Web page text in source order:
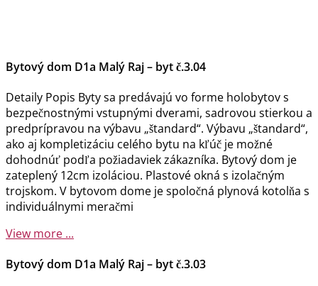
Bytový dom D1a Malý Raj – byt č.3.04
Detaily Popis Byty sa predávajú vo forme holobytov s
bezpečnostnými vstupnými dverami, sadrovou stierkou a
predprípravou na výbavu „štandard“. Výbavu „štandard“,
ako aj kompletizáciu celého bytu na kľúč je možné
dohodnúť podľa požiadaviek zákazníka. Bytový dom je
zateplený 12cm izoláciou. Plastové okná s izolačným
trojskom. V bytovom dome je spoločná plynová kotolňa s
individuálnymi meračmi
View more ...
Bytový dom D1a Malý Raj – byt č.3.03